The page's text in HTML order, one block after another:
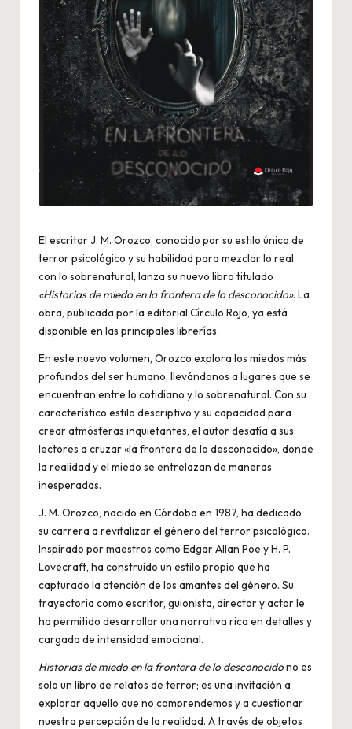
El escritor J. M. Orozco, conocido por su estilo único de
terror psicológico y su habilidad para mezclar lo real
con lo sobrenatural, lanza su nuevo libro titulado
«Historias de miedo en la frontera de lo desconocido». La
obra, publicada por la editorial Círculo Rojo, ya está
disponible en las principales librerías.
En este nuevo volumen, Orozco explora los miedos más
profundos del ser humano, llevándonos a lugares que se
encuentran entre lo cotidiano y lo sobrenatural. Con su
característico estilo descriptivo y su capacidad para
crear atmósferas inquietantes, el autor desafía a sus
lectores a cruzar «la frontera de lo desconocido», donde
la realidad y el miedo se entrelazan de maneras
inesperadas.
J. M. Orozco, nacido en Córdoba en 1987, ha dedicado
su carrera a revitalizar el género del terror psicológico.
Inspirado por maestros como Edgar Allan Poe y H. P.
Lovecraft, ha construido un estilo propio que ha
capturado la atención de los amantes del género. Su
trayectoria como escritor, guionista, director y actor le
ha permitido desarrollar una narrativa rica en detalles y
cargada de intensidad emocional.
Historias de miedo en la frontera de lo desconocidono es
solo un libro de relatos de terror; es una invitación a
explorar aquello que no comprendemos y a cuestionar
nuestra percepción de la realidad. A través de objetos